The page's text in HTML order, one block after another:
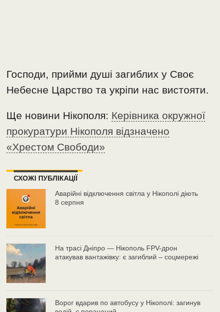
Господи, прийми душі загиблих у Своє
Небесне Царство та укріпи нас вистояти.
Ще новини Нікополя: Керівника окружної
прокуратури Нікополя відзначено
«Хрестом Свободи»
СХОЖІ ПУБЛІКАЦІЇ
Аварійні відключення світла у Нікополі діють
8 серпня
На трасі Дніпро — Нікополь FPV-дрон
атакував вантажівку: є загиблий – соцмережі
Ворог вдарив по автобусу у Нікополі: загинув